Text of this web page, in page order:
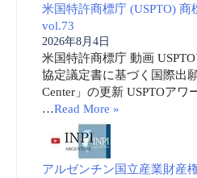
米国特許商標庁 (USPTO) 商
vol.73
2026年8月4日
米国特許商標庁 動画
協定議定書に基づく国際出
Center」の更新 USPTOアワ
…Read More »
アルゼンチン国立産業財産